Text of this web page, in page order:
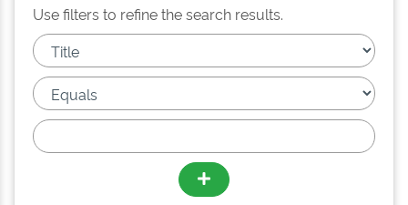
Use filters to refine the search results.